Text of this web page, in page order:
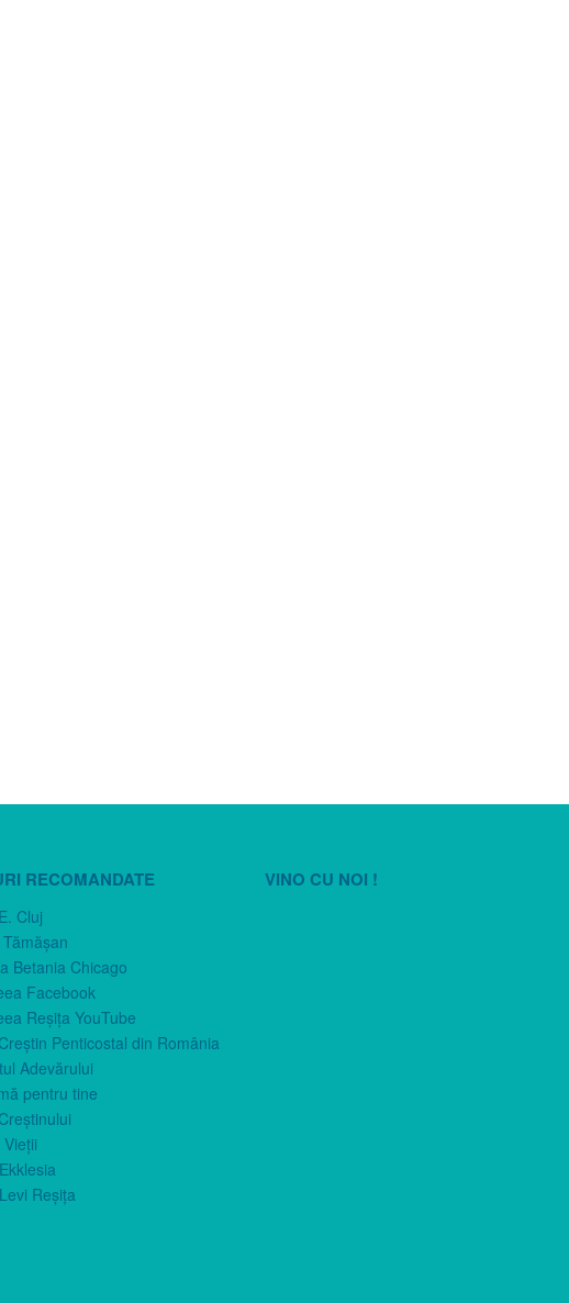
RECOMANDATE
Cluj
Betania Chicago
Facebook
Reşiţa YouTube
Penticostal din România
Adevărului
pentru tine
Reşiţa
VINO CU NOI !